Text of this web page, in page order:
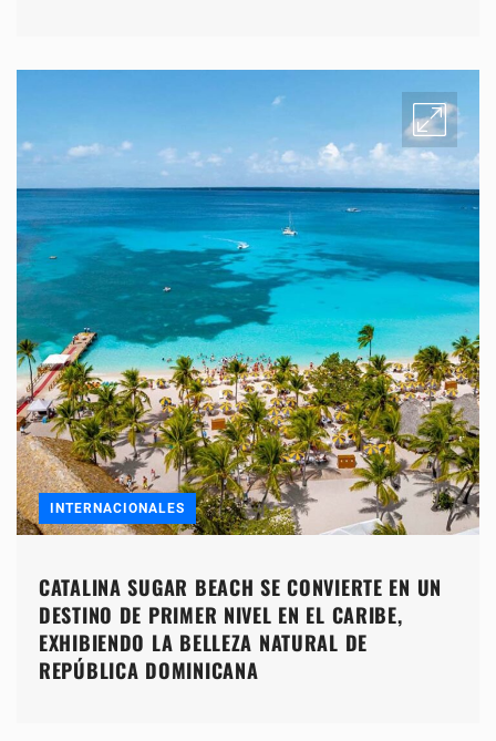
INTERNACIONALES
CATALINA SUGAR BEACH SE CONVIERTE EN UN
DESTINO DE PRIMER NIVEL EN EL CARIBE,
EXHIBIENDO LA BELLEZA NATURAL DE
REPÚBLICA DOMINICANA